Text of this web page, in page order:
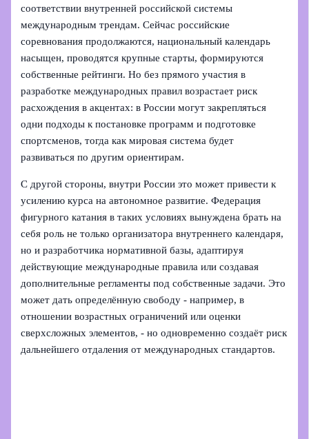
соответствии внутренней российской системы
международным трендам. Сейчас российские
соревнования продолжаются, национальный календарь
насыщен, проводятся крупные старты, формируются
собственные рейтинги. Но без прямого участия в
разработке международных правил возрастает риск
расхождения в акцентах: в России могут закрепляться
одни подходы к постановке программ и подготовке
спортсменов, тогда как мировая система будет
развиваться по другим ориентирам.
С другой стороны, внутри России это может привести к
усилению курса на автономное развитие. Федерация
фигурного катания в таких условиях вынуждена брать на
себя роль не только организатора внутреннего календаря,
но и разработчика нормативной базы, адаптируя
действующие международные правила или создавая
дополнительные регламенты под собственные задачи. Это
может дать определённую свободу - например, в
отношении возрастных ограничений или оценки
сверхсложных элементов, - но одновременно создаёт риск
дальнейшего отдаления от международных стандартов.